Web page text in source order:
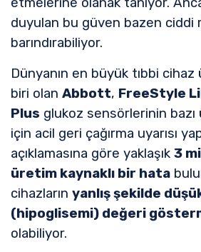
duyulan bu güven bazen ciddi
barındırabiliyor.
Dünyanın en büyük tıbbi
biri olan Abbott, FreeStyle
Plus glukoz sensörlerinin
için acil geri çağırma uyarısı
açıklamasına göre yaklaşık 3
üretim kaynaklı bir hata
cihazların yanlış şekilde
(hipoglisemi) değeri
olabiliyor.